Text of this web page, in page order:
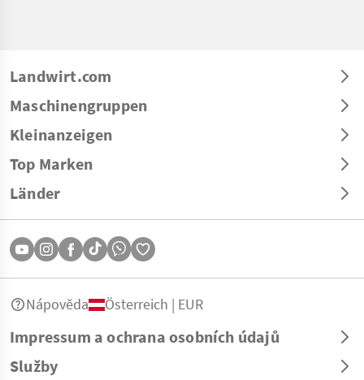
Landwirt.com
Maschinengruppen
Kleinanzeigen
Top Marken
Länder
Impressum a ochrana osobních údajů
Služby
Nápověda Österreich | EUR